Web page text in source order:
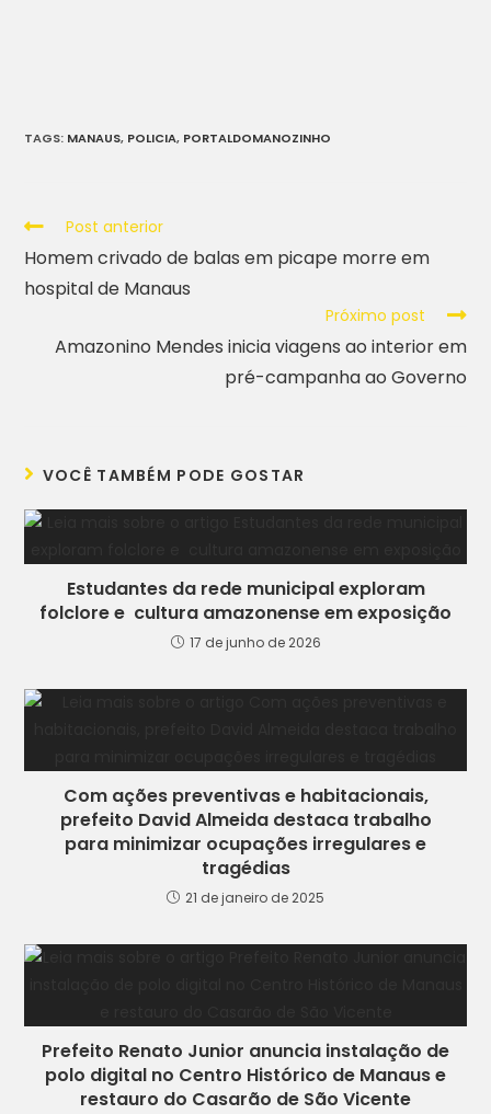
TAGS: MANAUS, POLICIA, PORTALDOMANOZINHO
Post anterior
Homem crivado de balas em picape morre em
hospital de Manaus
Próximo post
Amazonino Mendes inicia viagens ao interior em
pré-campanha ao Governo
VOCÊ TAMBÉM PODE GOSTAR
Estudantes da rede municipal exploram
folclore e cultura amazonense em exposição
17 de junho de 2026
Com ações preventivas e habitacionais,
prefeito David Almeida destaca trabalho
para minimizar ocupações irregulares e
tragédias
21 de janeiro de 2025
Prefeito Renato Junior anuncia instalação de
polo digital no Centro Histórico de Manaus e
restauro do Casarão de São Vicente